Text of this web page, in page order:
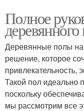
Полное
деревянного
Деревянные полы на
решение, которое
привлекательность,
Такой пол идеально
поскольку
мы рассмотрим все